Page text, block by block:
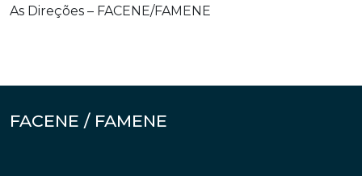
As Direções – FACENE/FAMENE
FACENE / FAMENE